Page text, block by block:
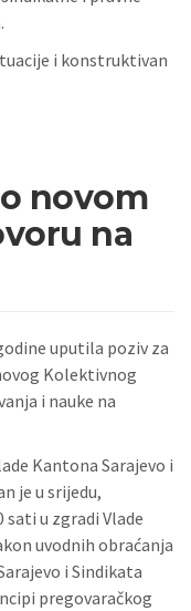
i konstruktivan
novom
na
uputila poziv za
Kolektivnog
i nauke na
Kantona Sarajevo i
je u srijedu,
sati u zgradi Vlade
uvodnih obraćanja
i Sindikata
pregovaračkog